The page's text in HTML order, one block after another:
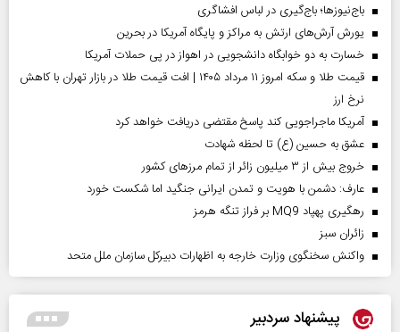
باج‌نیوزها؛ باج‌گیری در لباس افشاگری
یورش آرش‌های ارتش به مراکز و پایگاه‌ آمریکا در بحرین
خسارت به دو خوابگاه دانشجویی در اهواز در پی حملات آمریکا
قیمت طلا و سکه امروز ۱۱ مرداد ۱۴۰۵ | افت قیمت طلا در بازار تهران با کاهش
نرخ ارز
آمریکا ماجراجویی کند پاسخ مقتضی دریافت خواهد کرد
عشق به حسین (ع) تا لحظه شهادت
خروج بیش از ۳ میلیون زائر از تمام مرز‌های کشور
عارف: دشمن با هویت و تمدن ایرانی جنگید اما شکست خورد
رهگیری پهپاد MQ9 بر فراز تنگه هرمز
‌زائران سبز
واکنش سخنگوی وزارت خارجه به اظهارات دبیرکل سازمان ملل متحد
پیشنهاد سردبیر